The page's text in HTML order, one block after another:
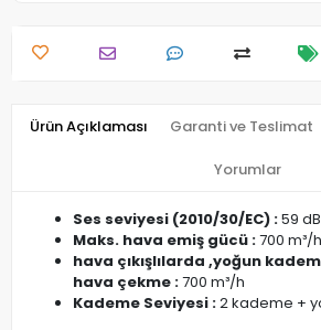
Ürün Açıklaması Garanti ve Teslimat
Yorumlar
Ses seviyesi (2010/30/EC) :59 dB
Maks. hava emiş gücü :700 m³/h
hava çıkışlılarda ,yoğun
hava çekme :700 m³/h
Kademe Seviyesi :2 kademe +